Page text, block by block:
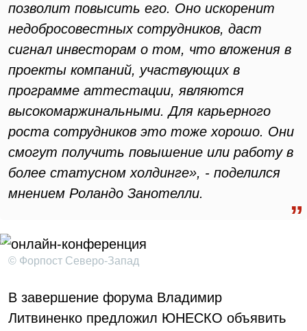
позволит повысить его. Оно искоренит
недобросовестных сотрудников, даст
сигнал инвесторам о том, что вложения в
проекты компаний, участвующих в
программе аттестации, являются
высокомаржинальными. Для карьерного
роста сотрудников это тоже хорошо. Они
смогут получить повышение или работу в
более статусном холдинге», - поделился
мнением Роландо Занотелли.
© Форпост Северо-Запад
В завершение форума Владимир
Литвиненко предложил ЮНЕСКО объявить